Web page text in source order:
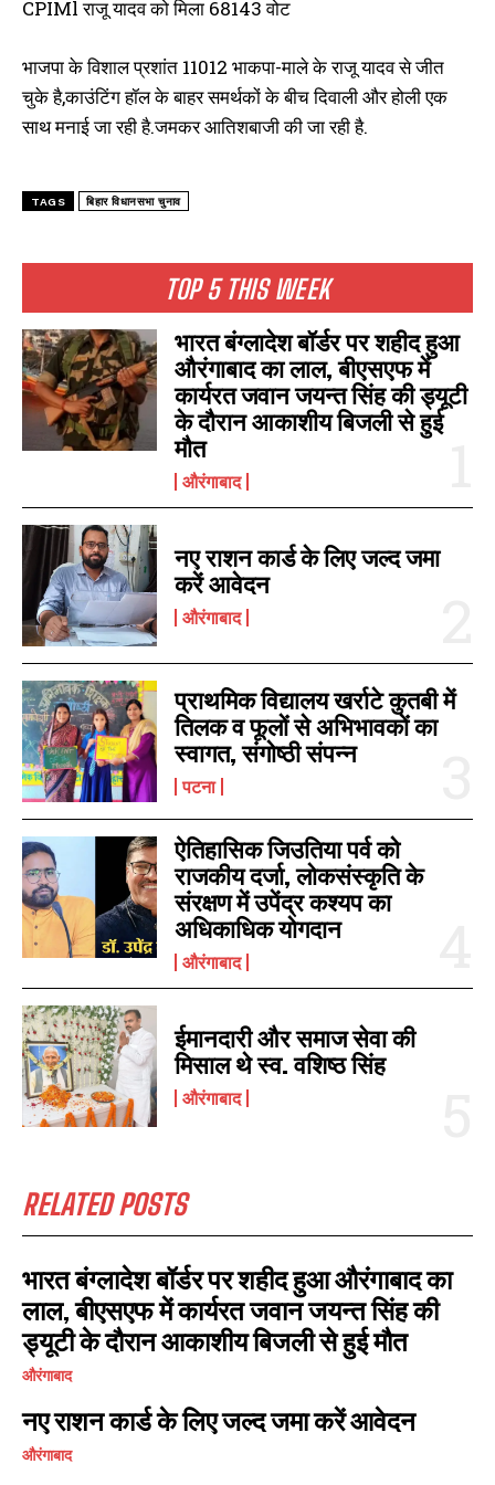
51210 मत मिले,जन सुराज के
मिले. छठवां राउंड में बेलागंज विधानसभा
सेएनडीए प्रत्याशी मनोरमा देवी को
38168 मत मिले,राजद प्रत्याशी…
November 23, 2024
राजद प्रत्याशी अभय कुशवाहा 57085
सिंह चल रहे हैं पीछे। क्षेत्र 36 -
जहानाबाद…
June 4, 2024
शिक्षक नेता बंशीधर ब्रजवासी की जीत
पर बारुण में शिक्षकों ने जताया हर्ष
TOP 5 THIS WEEK
भारत बंग्लादेश बॉर्डर पर शहीद हुआ
औरंगाबाद का लाल, बीएसएफ में
कार्यरत जवान जयन्त सिंह की ड्यूटी
के दौरान आकाशीय बिजली से हुई
मौत
औरंगाबाद
नए राशन कार्ड के लिए जल्द जमा
करें आवेदन
औरंगाबाद
प्राथमिक विद्यालय खर्राटे कुतबी में
तिलक व फूलों से अभिभावकों का
स्वागत, संगोष्ठी संपन्न
पटना
ऐतिहासिक जिउतिया पर्व को
राजकीय दर्जा, लोकसंस्कृति के
संरक्षण में उपेंद्र कश्यप का
अधिकाधिक योगदान
औरंगाबाद
ईमानदारी और समाज सेवा की
मिसाल थे स्व. वशिष्ठ सिंह
औरंगाबाद
RELATED POSTS
भारत बंग्लादेश बॉर्डर पर शहीद हुआ औरंगाबाद का
लाल, बीएसएफ में कार्यरत जवान जयन्त सिंह की
ड्यूटी के दौरान आकाशीय बिजली से हुई मौत
औरंगाबाद
नए राशन कार्ड के लिए जल्द जमा करें आवेदन
औरंगाबाद
CPIMl राजू यादव को मिला 68143 वोट
भाजपा के विशाल प्रशांत 11012 भाकपा-माले के राजू यादव से जीत
चुके है,काउंटिंग हॉल के बाहर समर्थकों के बीच दिवाली और होली एक
साथ मनाई जा रही है.जमकर आतिशबाजी की जा रही है.
TAGS बिहार विधानसभा चुनाव